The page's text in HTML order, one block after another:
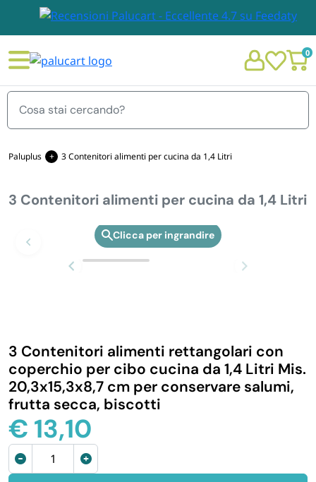
0
Menu
STOVIGLIE E TOVAGLIOLI
GIARDINO E ARREDO PER ESTERNO
CASA E PERSONA
FERRAMENTA E LINEA AUTO
PERSONA E MEDICALI
Personalizzazione Monouso
Paluplus 3 Contenitori alimenti per cucina da 1,4 Litri
3 Contenitori alimenti per cucina da 1,4 Litri
Zoom
3 Contenitori alimenti rettangolari con
coperchio per cibo cucina da 1,4 Litri Mis.
20,3x15,3x8,7 cm per conservare salumi,
frutta secca, biscotti
€ 13,10
Contenitori